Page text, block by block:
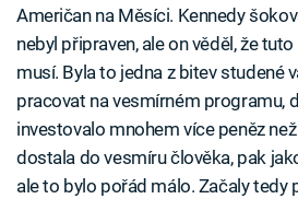
Američan na Měsíci. Kennedy
nebyl připraven, ale on věděl, že
musí. Byla to jedna z bitev studené
pracovat na vesmírném programu,
investovalo mnohem více peněz
dostala do vesmíru člověka, pak
ale to bylo pořád málo. Začaly tedy